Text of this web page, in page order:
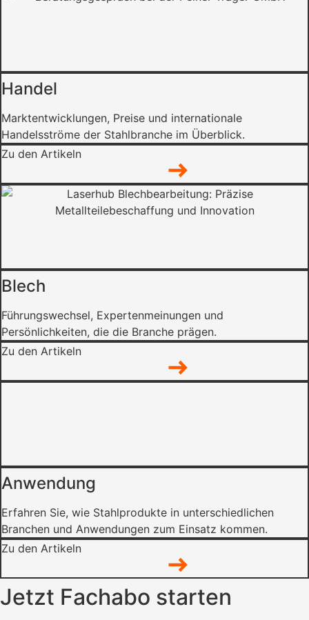
Handel
Marktentwicklungen, Preise und internationale
Handelsströme der Stahlbranche im Überblick.
Zu den Artikeln
Blech
Führungswechsel, Expertenmeinungen und
Persönlichkeiten, die die Branche prägen.
Zu den Artikeln
Anwendung
Erfahren Sie, wie Stahlprodukte in unterschiedlichen
Branchen und Anwendungen zum Einsatz kommen.
Zu den Artikeln
Jetzt Fachabo starten